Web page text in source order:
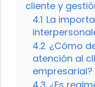
cliente y
4.1 La
4.2 ¿Cómo
atención al
empresarial?